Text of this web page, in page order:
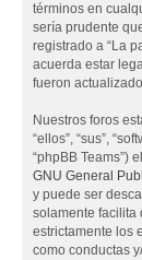
términos en
sería prudente
registrado a “La
acuerda estar
fueron
Nuestros foros
“ellos”, “sus”,
“phpBB Teams”)
GNU General
y puede ser
solamente facilita
estrictamente los
como conductas